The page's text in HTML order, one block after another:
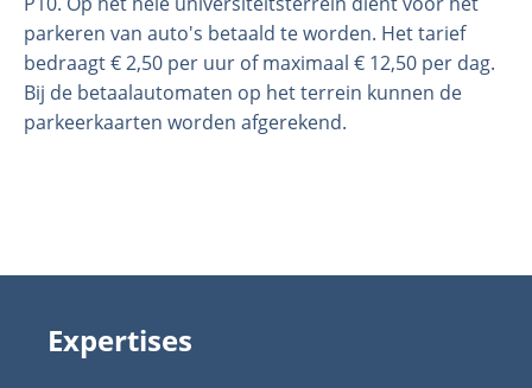
parkeren van auto's betaald te worden. Het tarief
bedraagt € 2,50 per uur of maximaal € 12,50 per dag.
Bij de betaalautomaten op het terrein kunnen de
parkeerkaarten worden afgerekend.
Expertises